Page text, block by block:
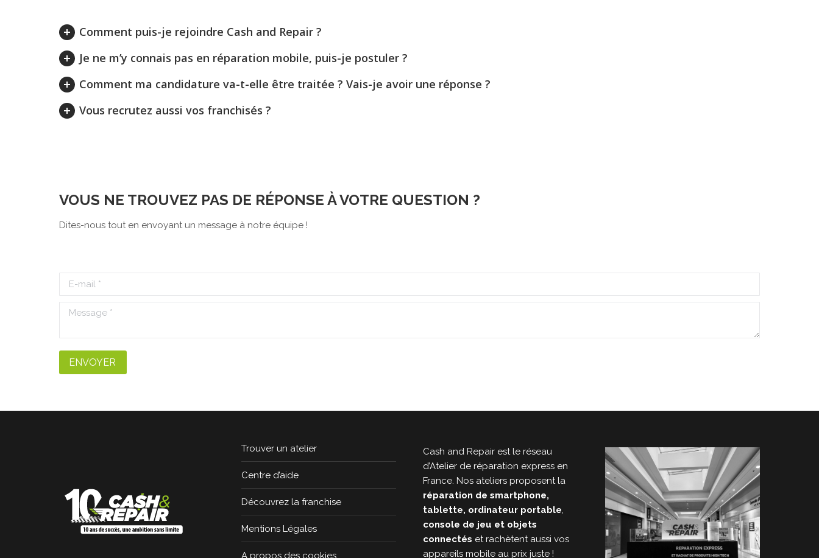
Comment puis-je rejoindre Cash and Repair ?
Je ne m’y connais pas en réparation mobile, puis-je postuler ?
Comment ma candidature va-t-elle être traitée ? Vais-je avoir une réponse ?
Vous recrutez aussi vos franchisés ?
VOUS NE TROUVEZ PAS DE RÉPONSE À VOTRE QUESTION ?
Dites-nous tout en envoyant un message à notre équipe !
E-mail *
Message *
ENVOYER
Trouver un atelier
Centre d’aide
Découvrez la franchise
Mentions Légales
A propos des cookies
Cash and Repair est le réseau
d’Atelier de réparation express en
France. Nos ateliers proposent la
réparation de smartphone,
tablette, ordinateur portable,
console de jeu et objets
connectés et rachètent aussi vos
appareils mobile au prix juste !